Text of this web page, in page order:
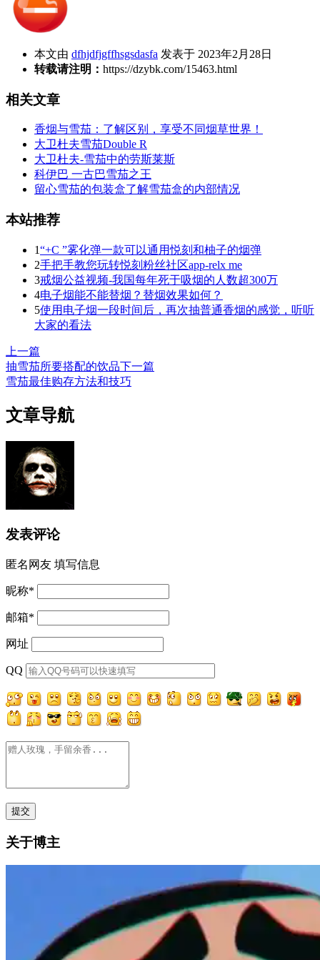
本文由 dfhjdfjgffhsgsdasfa 发表于 2023年2月28日
转载请注明： https://dzybk.com/15463.html
相关文章
香烟与雪茄：了解区别，享受不同烟草世界！
大卫杜夫雪茄Double R
大卫杜夫-雪茄中的劳斯莱斯
科伊巴 一古巴雪茄之王
留心雪茄的包装盒了解雪茄盒的内部情况
本站推荐
1“+C ”雾化弹一款可以通用悦刻和柚子的烟弹
2手把手教您玩转悦刻粉丝社区app-relx me
3戒烟公益视频-我国每年死于吸烟的人数超300万
4电子烟能不能替烟？替烟效果如何？
5使用电子烟一段时间后，再次抽普通香烟的感觉，听听
大家的看法
上一篇
抽雪茄所要搭配的饮品下一篇
雪茄最佳购存方法和技巧
文章导航
发表评论
匿名网友 填写信息
昵称*
邮箱*
网址
QQ
关于博主